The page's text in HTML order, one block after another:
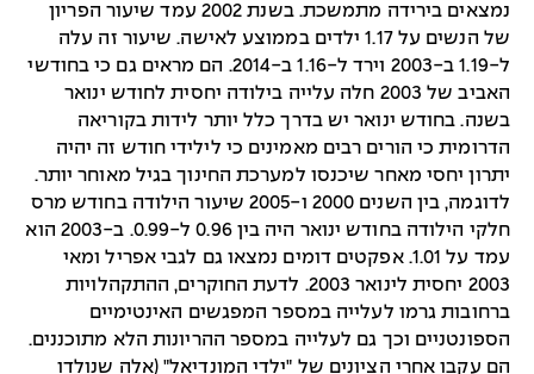
נמצאים בירידה מתמשכת. בשנת 2002 עמד שיעור הפריון
של הנשים על 1.17 ילדים בממוצע לאישה. שיעור זה עלה
ל-1.19 ב-2003 וירד ל-1.16 ב-2014. הם מראים גם כי בחודשי
האביב של 2003 חלה עלייה בילודה יחסית לחודש ינואר
בשנה. בחודש ינואר יש בדרך כלל יותר לידות בקוריאה
הדרומית כי הורים רבים מאמינים כי לילידי חודש זה יהיה
יתרון יחסי מאחר שיכנסו למערכת החינוך בגיל מאוחר יותר.
לדוגמה, בין השנים 2000 ו-2005 שיעור הילודה בחודש מרס
חלקי הילודה בחודש ינואר היה בין 0.96 ל-0.99. ב-2003 הוא
עמד על 1.01. אפקטים דומים נמצאו גם לגבי אפריל ומאי
2003 יחסית לינואר 2003. לדעת החוקרים, ההתקהלויות
ברחובות גרמו לעלייה במספר המפגשים האינטימיים
הספונטניים וכך גם לעלייה במספר ההריונות הלא מתוכננים.
הם עקבו אחרי הציונים של "ילדי המונדיאל" (אלה שנולדו